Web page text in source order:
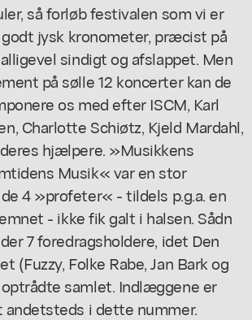
så forløb festivalen som vi er
jysk kronometer, præcist på
sindigt og afslappet. Men
på sølle 12 koncerter kan de
os med efter ISCM, Karl
Charlotte Schiøtz, Kjeld Mardahl,
hjælpere. »Musikkens
Musik« var en stor
4 »profeter« - tildels p.g.a. en
- ikke fik galt i halsen. Sådn
7 foredragsholdere, idet Den
(Fuzzy, Folke Rabe, Jan Bark og
samlet. Indlæggene er
i dette nummer.